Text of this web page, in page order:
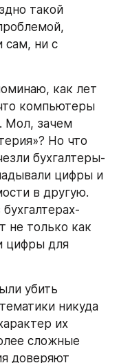
такой
сам, ни с
как лет
компьютеры
Мол, зачем
Но что
бухгалтеры-
цифры и
в другую.
не только как
цифры для
убить
никуда
их
сложные
доверяют